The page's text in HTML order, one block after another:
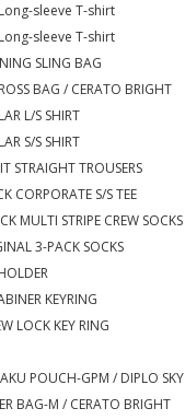
sleeve T-shirt
sleeve T-shirt
SLING BAG
BAG / CERATO BRIGHT
L/S SHIRT
S/S SHIRT
STRAIGHT TROUSERS
CORPORATE S/S TEE
MULTI STRIPE CREW SOCKS
3-PACK SOCKS
KEYRING
LOCK KEY RING
POUCH-GPM / DIPLO SKY
BAG-M / CERATO BRIGHT